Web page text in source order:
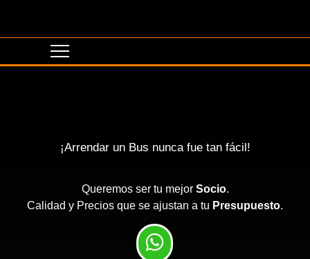
¡Arrendar un Bus nunca fue tan fácil!
Queremos ser tu mejor Socio.
Calidad y Precios que se ajustan a tu Presupuesto.